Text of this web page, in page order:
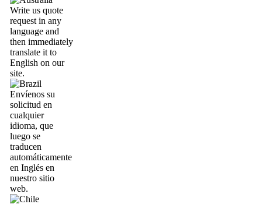
Write us quote
request in any
language and
then immediately
translate it to
English on our
site.
Envíenos su
solicitud en
cualquier
idioma, que
luego se
traducen
automáticamente
en Inglés en
nuestro sitio
web.